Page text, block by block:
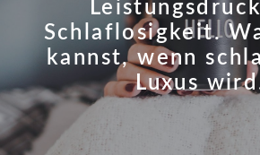
Schlaflosigkeit.
kannst, wenn
Luxus